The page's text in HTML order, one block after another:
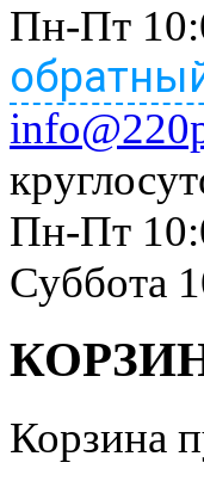
Пн-Пт
Пн-Пт
Суббота
Корзина